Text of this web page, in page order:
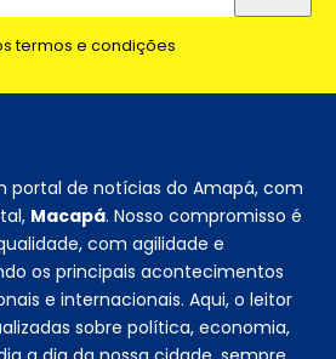
termos e condições
portal de notícias do Amapá, com
Macapá. Nosso compromisso é
com agilidade e
os principais acontecimentos
e internacionais. Aqui, o leitor
sobre política, economia,